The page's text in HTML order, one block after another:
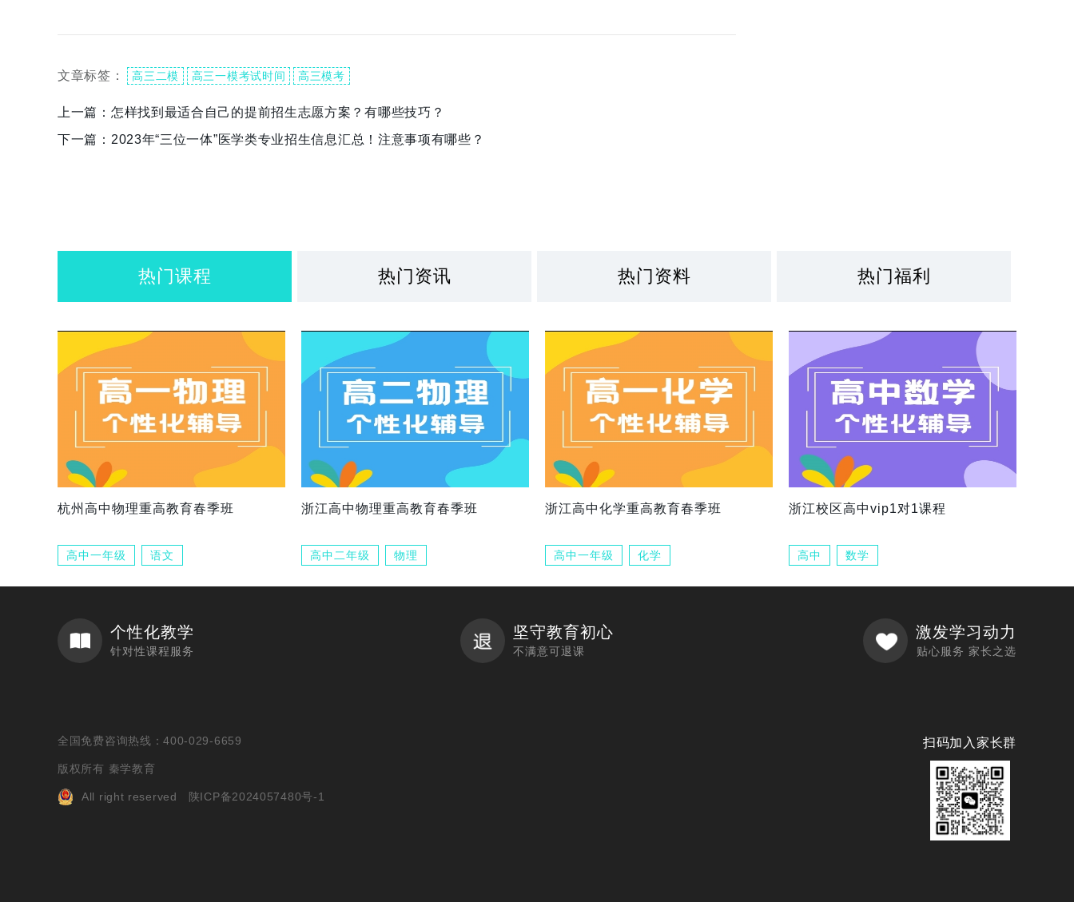
文章标签： 高三二模 高三一模考试时间 高三模考
上一篇： 怎样找到最适合自己的提前招生志愿方案？有哪些技巧？
下一篇： 2023年“三位一体”医学类专业招生信息汇总！注意事项有哪些？
热门课程 热门资讯 热门资料 热门福利
杭州高中物理重高教育春季班
高中一年级 语文
浙江高中物理重高教育春季班
高中二年级 物理
浙江高中化学重高教育春季班
高中一年级 化学
浙江校区高中vip1对1课程
高中 数学
个性化教学
针对性课程服务
坚守教育初心
不满意可退课
激发学习动力
贴心服务 家长之选
全国免费咨询热线：400-029-6659
版权所有 秦学教育
All right reserved 陕ICP备2024057480号-1
扫码加入家长群